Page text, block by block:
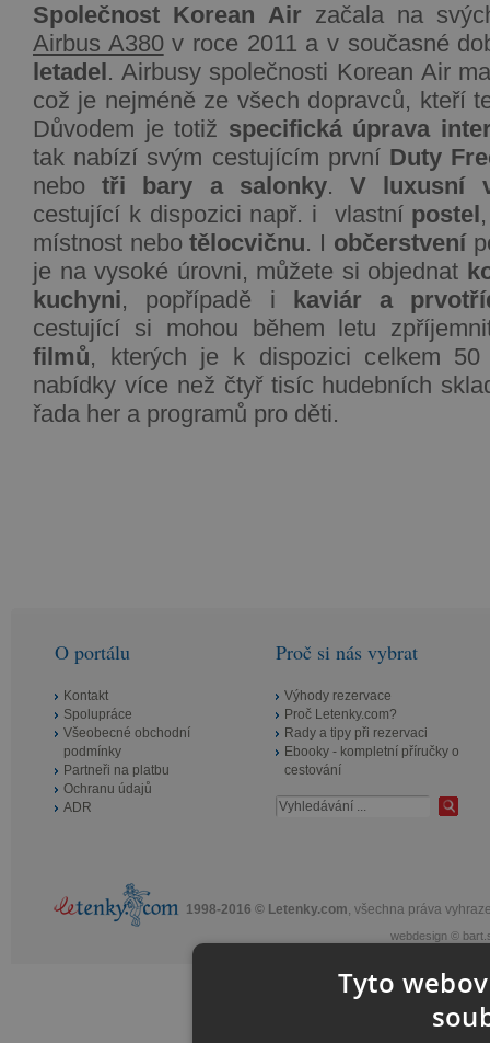
Společnost Korean Air začala na
Airbus A380v roce 2011 a v současné
letadel. Airbusy společnosti Korean Air
což je nejméně ze všech dopravců, kteří
Důvodem je totiž specifická úprava
tak nabízí svým cestujícím první Duty
nebotři bary a salonky.V luxusní
cestující k dispozici např. i vlastní postel
místnost nebo tělocvičnu. I občerstvení
je na vysoké úrovni, můžete si objednat
kuchyni, popřípadě i kaviár a
cestující si mohou během letu
filmů, kterých je k dispozici celkem
nabídky více než čtyř tisíc hudebních
řada her a programů pro děti.
O portálu
Kontakt
Spolupráce
Všeobecné obchodní
podmínky
Partneři na platbu
Ochranu údajů
ADR
Proč si nás vybrat
Výhody rezervace
Proč Letenky.com?
Rady a tipy při rezervaci
Ebooky - kompletní příručky o
cestování
1998-2016 © Letenky.com, všechna práva
webdesign ©
Tyto